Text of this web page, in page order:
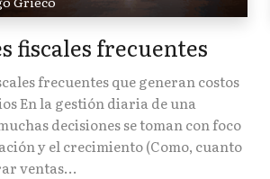
fiscales frecuentes
frecuentes que generan costos
En la gestión diaria de una
decisiones se toman con foco
y el crecimiento (Como, cuanto
ventas...